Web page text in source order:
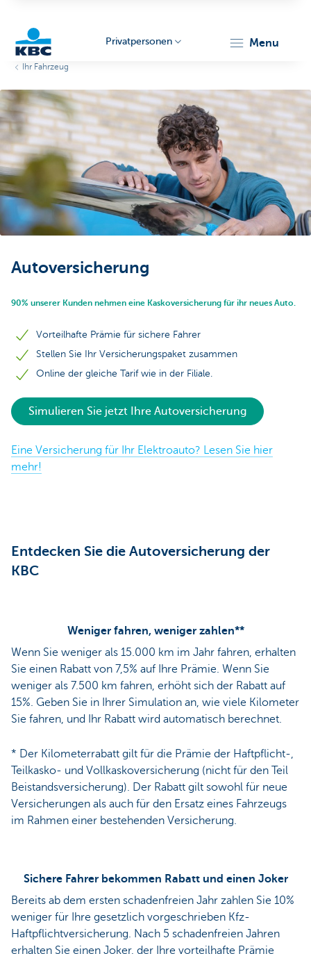
Particulieren
Privatpersonen menu
Ihr Fahrzeug
Autoversicherung
90% unserer Kunden nehmen eine Kaskoversicherung für ihr neues Auto.
Vorteilhafte Prämie für sichere Fahrer
Stellen Sie Ihr Versicherungspaket zusammen
Online der gleiche Tarif wie in der Filiale.
Simulieren Sie jetzt Ihre Autoversicherung
Eine Versicherung für Ihr Elektroauto? Lesen Sie hier
mehr!
Entdecken Sie die Autoversicherung der
KBC
Weniger fahren, weniger zahlen**
Wenn Sie weniger als 15.000 km im Jahr fahren, erhalten
Sie einen Rabatt von 7,5% auf Ihre Prämie. Wenn Sie
weniger als 7.500 km fahren, erhöht sich der Rabatt auf
15%. Geben Sie in Ihrer Simulation an, wie viele Kilometer
Sie fahren, und Ihr Rabatt wird automatisch berechnet.
* Der Kilometerrabatt gilt für die Prämie der Haftpflicht-,
Teilkasko- und Vollkaskoversicherung (nicht für den Teil
Beistandsversicherung). Der Rabatt gilt sowohl für neue
Versicherungen als auch für den Ersatz eines Fahrzeugs
im Rahmen einer bestehenden Versicherung.
Sichere Fahrer bekommen Rabatt und einen Joker
Bereits ab dem ersten schadenfreien Jahr zahlen Sie 10%
weniger für Ihre gesetzlich vorgeschrieben Kfz-
Haftpflichtversicherung. Nach 5 schadenfreien Jahren
erhalten Sie einen Joker, der Ihre vorteilhafte Prämie